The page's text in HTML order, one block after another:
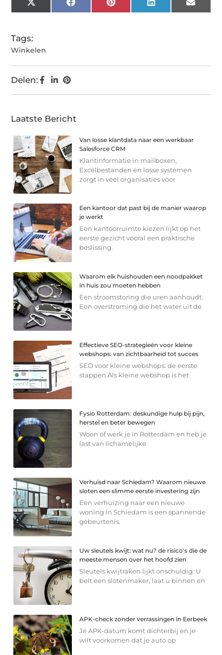
X
(Twitter)
FacebookPinterest LinkedIn Email
Tags:
Winkelen
Delen:
Laatste Bericht
Van losse klantdata naar een werkbaar
Salesforce CRM
Klantinformatie in mailboxen,
Excelbestanden en losse systemen
zorgt in veel organisaties voor
Een kantoor dat past bij de manier waarop
je werkt
Een kantoorruimte kiezen lijkt op het
eerste gezicht vooral een praktische
beslissing.
Waarom elk huishouden een noodpakket
in huis zou moeten hebben
Een stroomstoring die uren aanhoudt.
Een overstroming die het water uit de
Effectieve SEO-strategieën voor kleine
webshops: van zichtbaarheid tot succes
SEO voor kleine webshops: de eerste
stappen Als kleine webshop is het
Fysio Rotterdam: deskundige hulp bij pijn,
herstel en beter bewegen
Woon of werk je in Rotterdam en heb je
last van lichamelijke
Verhuisd naar Schiedam? Waarom nieuwe
sloten een slimme eerste investering zijn
Een verhuizing naar een nieuwe
woning in Schiedam is een spannende
gebeurtenis.
Uw sleutels kwijt: wat nu? de risico's die de
meeste mensen over het hoofd zien
Sleutels kwijtraken lijkt onschuldig. U
belt een slotenmaker, laat u binnen en
APK-check zonder verrassingen in Eerbeek
Je APK-datum komt dichterbij en je
wilt voorkomen dat je auto op